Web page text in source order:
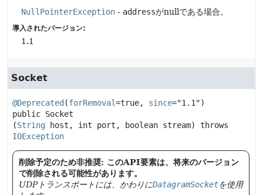
NullPointerException - addressがnullである場合。
導入されたバージョン:
1.1
Socket
@Deprecated (forRemoval=true, since
public Socket
(String host, int port, boolean stream)
throws
IOException
削除予定のため非推奨: このAPI要素は、将来のバージョン
で削除される可能性があります。
UDPトランスポートには、かわりにDatagramSocketを使用